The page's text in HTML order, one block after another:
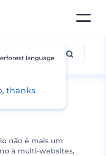
não é mais um
à multi-websites,
language
thanks